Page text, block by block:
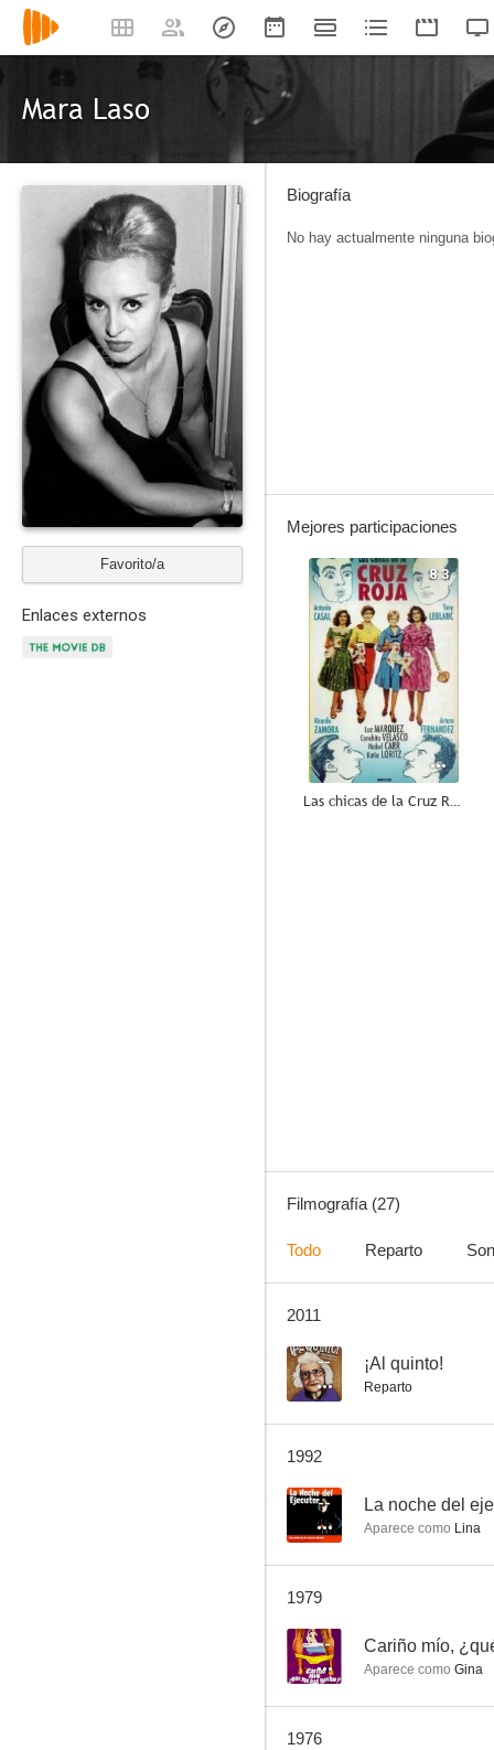
Mara Laso
Favorito/a
Enlaces externos
Biografía
No hay actualmente ninguna
Mejores participaciones
8.3
Las chicas de la Cruz Roja
--
Filmografía (27)
Todo Reparto
2011
-- ¡Al quinto!
Reparto
1992
-- La noche del
Aparece como Lina
1979
-- Cariño mío,
Aparece como Gina
1976